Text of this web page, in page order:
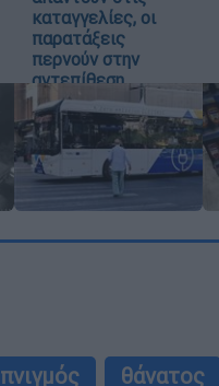
καταγγελίες, οι
παρατάξεις
περνούν στην
αντεπίθεση
πνιγμός θάνατος